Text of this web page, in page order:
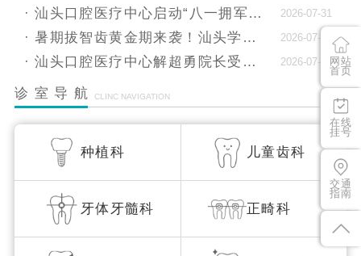
汕头口腔医疗中心2025年清明假期门诊安排
汕头口腔医疗中心严正声明：坚决谴责非法获
汕头口腔医疗中心2026春节假期门诊安排
汕头口腔医疗中心启动“八一拥军月”，献礼建军9… 2026-07-31
暑期拔智齿黄金期来袭！汕头学生专属舒适微创拔… 2026-07-10
汕头口腔医疗中心解超勇院长受邀出席士卓曼复杂… 2026-07-10
诊室导航 CLINC NAVIGATION
种植科 儿童齿科
牙体牙髓科 正畸科
网站
首页
在线
挂号
交通
指南